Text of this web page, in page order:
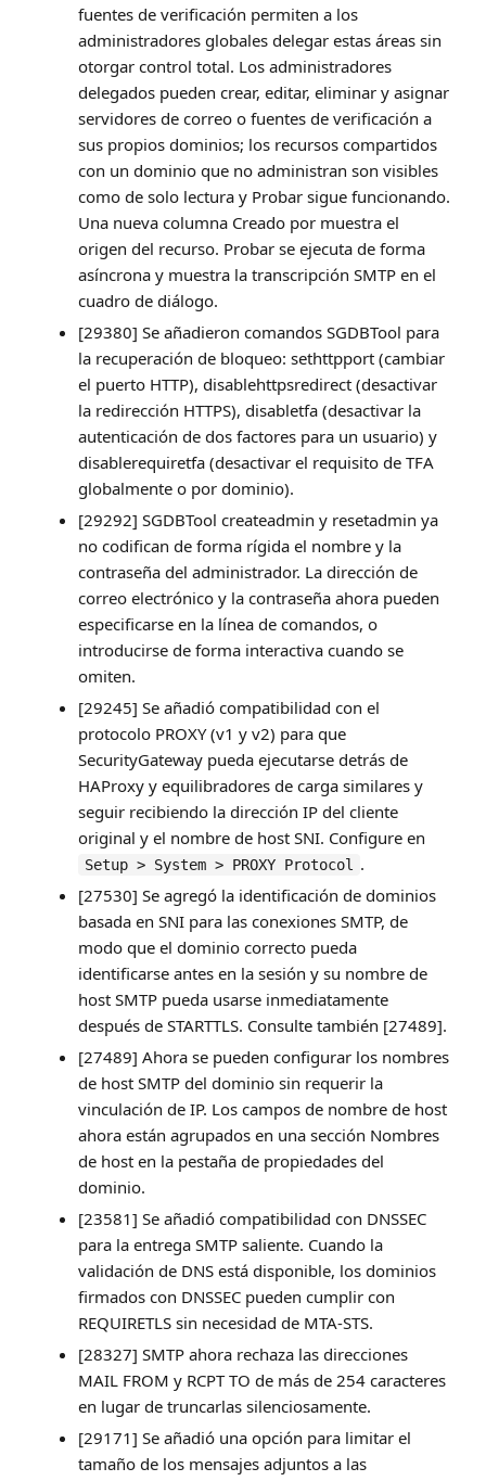
fuentes de verificación permiten a los
administradores globales delegar estas áreas sin
otorgar control total. Los administradores
delegados pueden crear, editar, eliminar y asignar
servidores de correo o fuentes de verificación a
sus propios dominios; los recursos compartidos
con un dominio que no administran son visibles
como de solo lectura y Probar sigue funcionando.
Una nueva columna Creado por muestra el
origen del recurso. Probar se ejecuta de forma
asíncrona y muestra la transcripción SMTP en el
cuadro de diálogo.
[29380] Se añadieron comandos SGDBTool para
la recuperación de bloqueo: sethttpport (cambiar
el puerto HTTP), disablehttpsredirect (desactivar
la redirección HTTPS), disabletfa (desactivar la
autenticación de dos factores para un usuario) y
disablerequiretfa (desactivar el requisito de TFA
globalmente o por dominio).
[29292] SGDBTool createadmin y resetadmin ya
no codifican de forma rígida el nombre y la
contraseña del administrador. La dirección de
correo electrónico y la contraseña ahora pueden
especificarse en la línea de comandos, o
introducirse de forma interactiva cuando se
omiten.
[29245] Se añadió compatibilidad con el
protocolo PROXY (v1 y v2) para que
SecurityGateway pueda ejecutarse detrás de
HAProxy y equilibradores de carga similares y
seguir recibiendo la dirección IP del cliente
original y el nombre de host SNI. Configure en
Setup > System > PROXY Protocol
.
[27530] Se agregó la identificación de dominios
basada en SNI para las conexiones SMTP, de
modo que el dominio correcto pueda
identificarse antes en la sesión y su nombre de
host SMTP pueda usarse inmediatamente
después de STARTTLS. Consulte también [27489].
[27489] Ahora se pueden configurar los nombres
de host SMTP del dominio sin requerir la
vinculación de IP. Los campos de nombre de host
ahora están agrupados en una sección Nombres
de host en la pestaña de propiedades del
dominio.
[23581] Se añadió compatibilidad con DNSSEC
para la entrega SMTP saliente. Cuando la
validación de DNS está disponible, los dominios
firmados con DNSSEC pueden cumplir con
REQUIRETLS sin necesidad de MTA-STS.
[28327] SMTP ahora rechaza las direcciones
MAIL FROM y RCPT TO de más de 254 caracteres
en lugar de truncarlas silenciosamente.
[29171] Se añadió una opción para limitar el
tamaño de los mensajes adjuntos a las